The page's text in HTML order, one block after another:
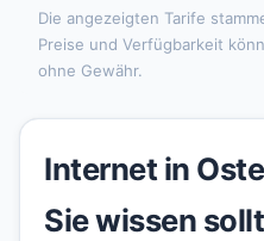
Die angezeigten Tarife
Preise und Verfügbarkeit
ohne Gewähr.
Internet in
Sie wissen